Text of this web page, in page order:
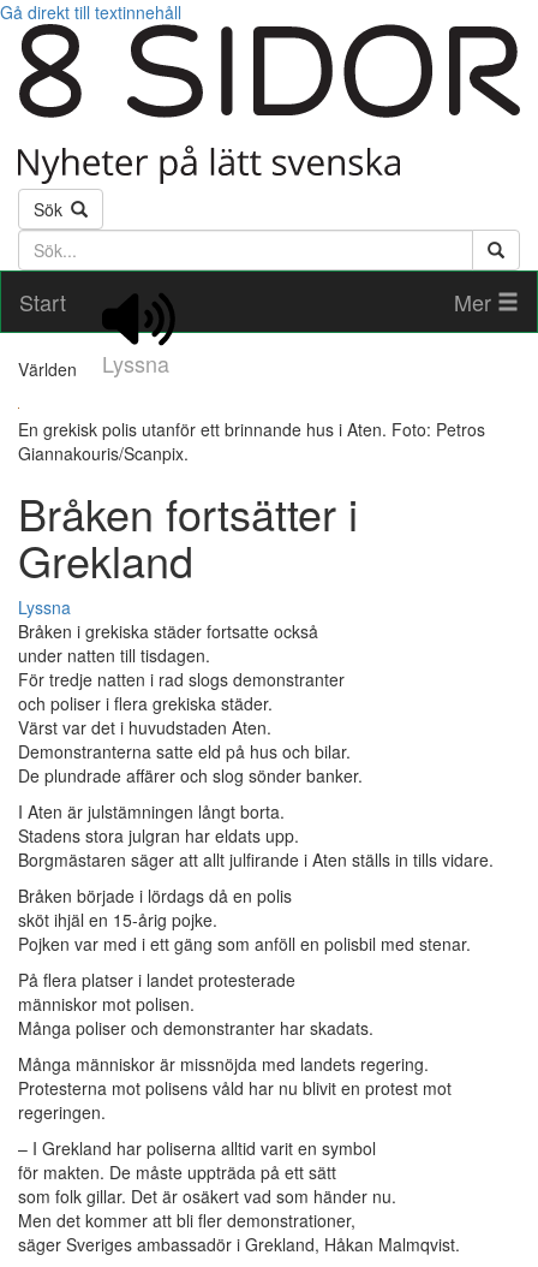
Gå direkt till textinnehåll
Sök
Söktext
Start
Lyssna
Mer
Världen
En grekisk polis utanför ett brinnande hus i Aten. Foto: Petros
Giannakouris/Scanpix.
Bråken fortsätter i
Grekland
Lyssna
Bråken i grekiska städer fortsatte också
under natten till tisdagen.
För tredje natten i rad slogs demonstranter
och poliser i flera grekiska städer.
Värst var det i huvudstaden Aten.
Demonstranterna satte eld på hus och bilar.
De plundrade affärer och slog sönder banker.
I Aten är julstämningen långt borta.
Stadens stora julgran har eldats upp.
Borgmästaren säger att allt julfirande i Aten ställs in tills vidare.
Bråken började i lördags då en polis
sköt ihjäl en 15-årig pojke.
Pojken var med i ett gäng som anföll en polisbil med stenar.
På flera platser i landet protesterade
människor mot polisen.
Många poliser och demonstranter har skadats.
Många människor är missnöjda med landets regering.
Protesterna mot polisens våld har nu blivit en protest mot
regeringen.
– I Grekland har poliserna alltid varit en symbol
för makten. De måste uppträda på ett sätt
som folk gillar. Det är osäkert vad som händer nu.
Men det kommer att bli fler demonstrationer,
säger Sveriges ambassadör i Grekland, Håkan Malmqvist.